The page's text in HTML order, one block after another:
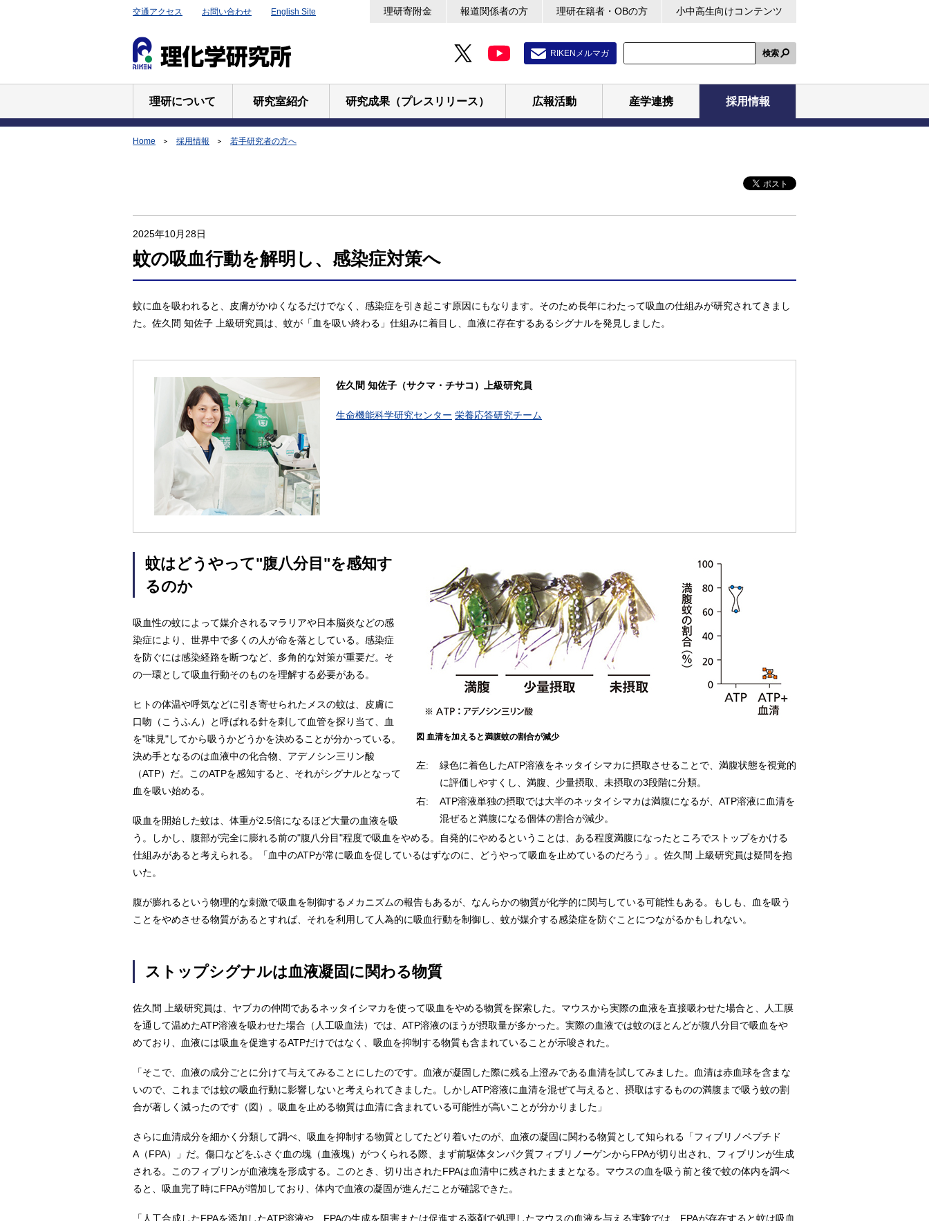
交通アクセス お問い合わせ English Site 理研寄附金 報道関係者の方 理研在籍者・OBの方 小中高生向けコンテンツ
RIKENメルマガ 検索
理研について 研究室紹介 研究成果（プレスリリース） 広報活動 産学連携 採用情報
Home 採用情報 若手研究者の方へ
2025年10月28日
蚊の吸血行動を解明し、感染症対策へ
蚊に血を吸われると、皮膚がかゆくなるだけでなく、感染症を引き起こす原因にもなります。そのため長年にわたって吸血の仕組みが研究されてきまし
た。佐久間 知佐子 上級研究員は、蚊が「血を吸い終わる」仕組みに着目し、血液に存在するあるシグナルを発見しました。
佐久間 知佐子（サクマ・チサコ）上級研究員
生命機能科学研究センター 栄養応答研究チーム
図 血清を加えると満腹蚊の割合が減少
左:
緑色に着色したATP溶液をネッタイシマカに摂取させることで、満腹状態を視覚的
に評価しやすくし、満腹、少量摂取、未摂取の3段階に分類。
右:
ATP溶液単独の摂取では大半のネッタイシマカは満腹になるが、ATP溶液に血清を
混ぜると満腹になる個体の割合が減少。
蚊はどうやって"腹八分目"を感知す
るのか
吸血性の蚊によって媒介されるマラリアや日本脳炎などの感
染症により、世界中で多くの人が命を落としている。感染症
を防ぐには感染経路を断つなど、多角的な対策が重要だ。そ
の一環として吸血行動そのものを理解する必要がある。
ヒトの体温や呼気などに引き寄せられたメスの蚊は、皮膚に
口吻（こうふん）と呼ばれる針を刺して血管を探り当て、血
を"味見"してから吸うかどうかを決めることが分かっている。
決め手となるのは血液中の化合物、アデノシン三リン酸
（ATP）だ。このATPを感知すると、それがシグナルとなって
血を吸い始める。
吸血を開始した蚊は、体重が2.5倍になるほど大量の血液を吸
う。しかし、腹部が完全に膨れる前の"腹八分目"程度で吸血をやめる。自発的にやめるということは、ある程度満腹になったところでストップをかける
仕組みがあると考えられる。「血中のATPが常に吸血を促しているはずなのに、どうやって吸血を止めているのだろう」。佐久間 上級研究員は疑問を抱
いた。
腹が膨れるという物理的な刺激で吸血を制御するメカニズムの報告もあるが、なんらかの物質が化学的に関与している可能性もある。もしも、血を吸う
ことをやめさせる物質があるとすれば、それを利用して人為的に吸血行動を制御し、蚊が媒介する感染症を防ぐことにつながるかもしれない。
ストップシグナルは血液凝固に関わる物質
佐久間 上級研究員は、ヤブカの仲間であるネッタイシマカを使って吸血をやめる物質を探索した。マウスから実際の血液を直接吸わせた場合と、人工膜
を通して温めたATP溶液を吸わせた場合（人工吸血法）では、ATP溶液のほうが摂取量が多かった。実際の血液では蚊のほとんどが腹八分目で吸血をや
めており、血液には吸血を促進するATPだけではなく、吸血を抑制する物質も含まれていることが示唆された。
「そこで、血液の成分ごとに分けて与えてみることにしたのです。血液が凝固した際に残る上澄みである血清を試してみました。血清は赤血球を含まな
いので、これまでは蚊の吸血行動に影響しないと考えられてきました。しかしATP溶液に血清を混ぜて与えると、摂取はするものの満腹まで吸う蚊の割
合が著しく減ったのです（図）。吸血を止める物質は血清に含まれている可能性が高いことが分かりました」
さらに血清成分を細かく分類して調べ、吸血を抑制する物質としてたどり着いたのが、血液の凝固に関わる物質として知られる「フィブリノペプチド
A（FPA）」だ。傷口などをふさぐ血の塊（血液塊）がつくられる際、まず前駆体タンパク質フィブリノーゲンからFPAが切り出され、フィブリンが生成
される。このフィブリンが血液塊を形成する。このとき、切り出されたFPAは血清中に残されたままとなる。マウスの血を吸う前と後で蚊の体内を調べ
ると、吸血完了時にFPAが増加しており、体内で血液の凝固が進んだことが確認できた。
「人工合成したFPAを添加したATP溶液や、FPAの生成を阻害または促進する薬剤で処理したマウスの血液を与える実験では、FPAが存在すると蚊は吸血